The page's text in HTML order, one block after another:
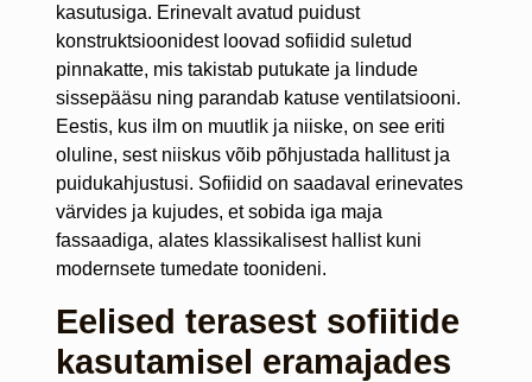
kasutusiga. Erinevalt avatud puidust
konstruktsioonidest loovad sofiidid suletud
pinnakatte, mis takistab putukate ja lindude
sissepääsu ning parandab katuse ventilatsiooni.
Eestis, kus ilm on muutlik ja niiske, on see eriti
oluline, sest niiskus võib põhjustada hallitust ja
puidukahjustusi. Sofiidid on saadaval erinevates
värvides ja kujudes, et sobida iga maja
fassaadiga, alates klassikalisest hallist kuni
modernsete tumedate toonideni.
Eelised terasest sofiitide
kasutamisel eramajades